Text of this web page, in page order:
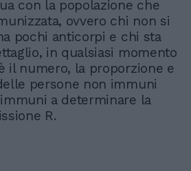
con la popolazione che
ovvero chi non si
pochi anticorpi e chi sta
in qualsiasi momento
il numero, la proporzione e
persone non immuni
a determinare la
R.